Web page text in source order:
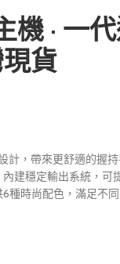
機 · 一
貨
計，帶來更舒適的握
建穩定輸出系統，可
種時尚配色，滿足不